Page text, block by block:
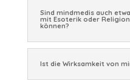
Sind mindmedis auch
mit Esoterik oder
können?
Ist die Wirksamkeit von